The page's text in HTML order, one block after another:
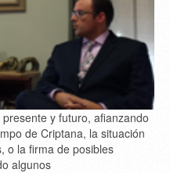
y futuro, afianzando
de Criptana, la situación
o la firma de posibles
algunos